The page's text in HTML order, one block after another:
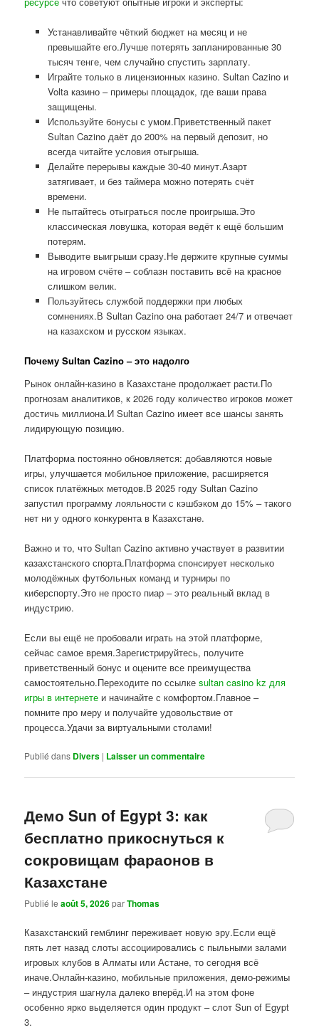
Устанавливайте чёткий бюджет на месяц и не
превышайте его.Лучше потерять запланированные 30
тысяч тенге, чем случайно спустить зарплату.
Играйте только в лицензионных казино. Sultan Cazino и
Volta казино – примеры площадок, где ваши права
защищены.
Используйте бонусы с умом.Приветственный пакет
Sultan Cazino даёт до 200% на первый депозит, но
всегда читайте условия отыгрыша.
Делайте перерывы каждые 30-40 минут.Азарт
затягивает, и без таймера можно потерять счёт
времени.
Не пытайтесь отыграться после проигрыша.Это
классическая ловушка, которая ведёт к ещё большим
потерям.
Выводите выигрыши сразу.Не держите крупные суммы
на игровом счёте – соблазн поставить всё на красное
слишком велик.
Пользуйтесь службой поддержки при любых
сомнениях.В Sultan Cazino она работает 24/7 и отвечает
на казахском и русском языках.
Почему Sultan Cazino – это надолго
Рынок онлайн-казино в Казахстане продолжает расти.По
прогнозам аналитиков, к 2026 году количество игроков может
достичь миллиона.И Sultan Cazino имеет все шансы занять
лидирующую позицию.
Платформа постоянно обновляется: добавляются новые
игры, улучшается мобильное приложение, расширяется
список платёжных методов.В 2025 году Sultan Cazino
запустил программу лояльности с кэшбэком до 15% – такого
нет ни у одного конкурента в Казахстане.
Важно и то, что Sultan Cazino активно участвует в развитии
казахстанского спорта.Платформа спонсирует несколько
молодёжных футбольных команд и турниры по
киберспорту.Это не просто пиар – это реальный вклад в
индустрию.
Если вы ещё не пробовали играть на этой платформе,
сейчас самое время.Зарегистрируйтесь, получите
приветственный бонус и оцените все преимущества
самостоятельно.Переходите по ссылкеsultan casino kz для
игры в интернете и начинайте с комфортом.Главное –
помните про меру и получайте удовольствие от
процесса.Удачи за виртуальными столами!
Publié dans Divers | Laisser un commentaire
Демо Sun of Egypt 3: как
бесплатно прикоснуться к
сокровищам фараонов в
Казахстане
Publié leaoût 5, 2026parThomas
Казахстанский гемблинг переживает новую эру.Если ещё
пять лет назад слоты ассоциировались с пыльными залами
игровых клубов в Алматы или Астане, то сегодня всё
иначе.Онлайн-казино, мобильные приложения, демо-режимы
– индустрия шагнула далеко вперёд.И на этом фоне
особенно ярко выделяется один продукт – слот Sun of Egypt
3.